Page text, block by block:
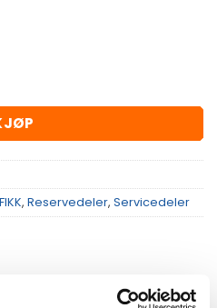
antall
, Reservedeler, Servicedeler